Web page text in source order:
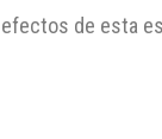
de esta